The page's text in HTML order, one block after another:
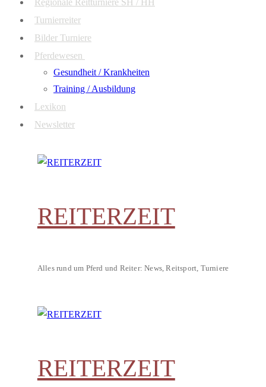
Regionale Reitturniere SH / HH
Turnierreiter
Bilder Turniere
Pferdewesen
Gesundheit / Krankheiten
Training / Ausbildung
Lexikon
Newsletter
REITERZEIT
Alles rund um Pferd und Reiter: News, Reitsport, Turniere
REITERZEIT